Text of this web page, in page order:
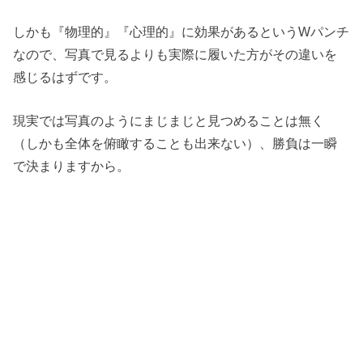
しかも『物理的』『心理的』に効果があるというWパンチ
なので、写真で見るよりも実際に履いた方がその違いを
感じるはずです。
現実では写真のようにまじまじと見つめることは無く
（しかも全体を俯瞰することも出来ない）、勝負は一瞬
で決まりますから。